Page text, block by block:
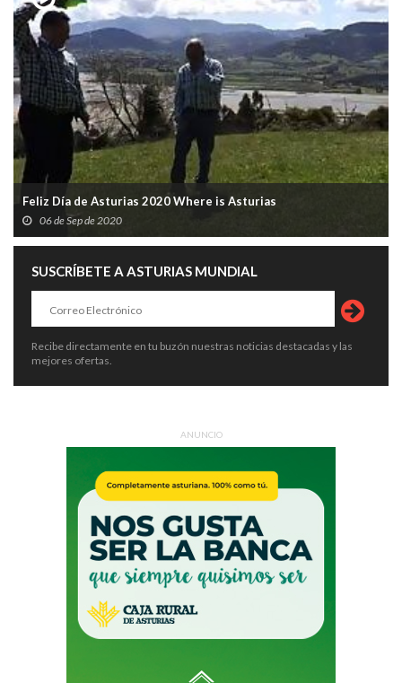
Feliz Día de Asturias 2020 Where is Asturias
06 de Sep de 2020
SUSCRÍBETE A ASTURIAS MUNDIAL
Recibe directamente en tu buzón nuestras noticias destacadas y las
mejores ofertas.
ANUNCIO